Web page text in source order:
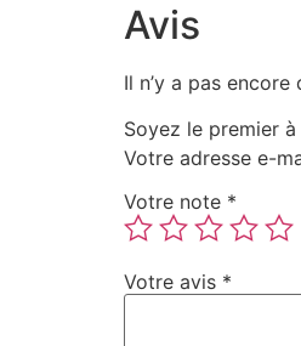
Avis
Il n’y a pas encore
Soyez le premier
Votre adresse e-
Votre note *
Votre avis *